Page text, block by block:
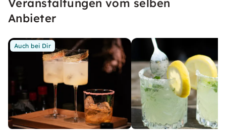
wirst.
Anbieter
Auch bei Dir